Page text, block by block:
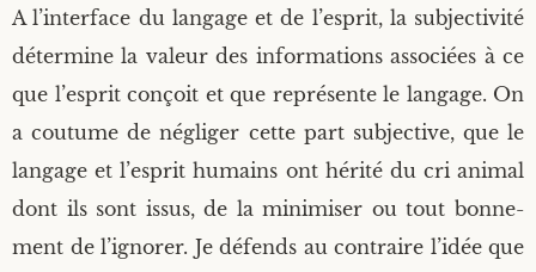
A l’interface du lan­gage et de l’esprit, la sub­jec­ti­vi­té
déter­mine la valeur des infor­ma­tions asso­ciées à ce
que l’esprit conçoit et que repré­sente le lan­gage. On
a cou­tume de négli­ger cette part sub­jec­tive, que le
lan­gage et l’esprit humains ont héri­té du cri ani­mal
dont ils sont issus, de la mini­mi­ser ou tout bon­ne­
ment de l’ignorer. Je défends au contraire l’idée que